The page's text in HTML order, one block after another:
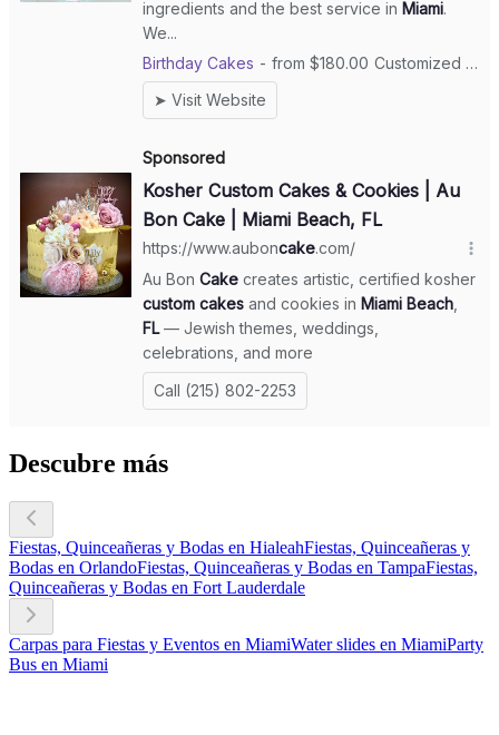
Descubre más
Fiestas, Quinceañeras y Bodas en HialeahFiestas, Quinceañeras y
Bodas en OrlandoFiestas, Quinceañeras y Bodas en TampaFiestas,
Quinceañeras y Bodas en Fort Lauderdale
Carpas para Fiestas y Eventos en MiamiWater slides en MiamiParty
Bus en Miami